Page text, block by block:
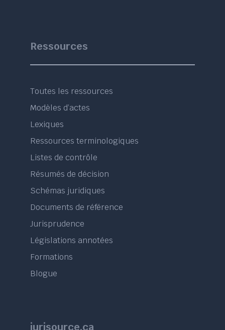
Ressources
Toutes les ressources
Modèles d’actes
Lexiques
Ressources terminologiques
Listes de contrôle
Résumés de décision
Schémas juridiques
Documents de référence
Jurisprudence
Législations annotées
Formations
Blogue
jurisource.ca